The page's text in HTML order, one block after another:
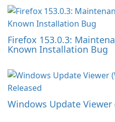
Firefox 153.0.3:
Known Installation Bug
Windows Update Viewer